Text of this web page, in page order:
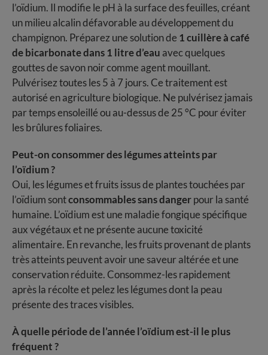
l’oïdium. Il modifie le pH à la surface des feuilles, créant
un milieu alcalin défavorable au développement du
champignon. Préparez une solution de 1 cuillère à café
de bicarbonate dans 1 litre d’eau avec quelques
gouttes de savon noir comme agent mouillant.
Pulvérisez toutes les 5 à 7 jours. Ce traitement est
autorisé en agriculture biologique. Ne pulvérisez jamais
par temps ensoleillé ou au-dessus de 25 °C pour éviter
les brûlures foliaires.
Peut-on consommer des légumes atteints par
l’oïdium ?
Oui, les légumes et fruits issus de plantes touchées par
l’oïdium sontconsommables sans dangerpour la santé
humaine. L’oïdium est une maladie fongique spécifique
aux végétaux et ne présente aucune toxicité
alimentaire. En revanche, les fruits provenant de plants
très atteints peuvent avoir une saveur altérée et une
conservation réduite. Consommez-les rapidement
après la récolte et pelez les légumes dont la peau
présente des traces visibles.
À quelle période de l’année l’oïdium est-il le plus
fréquent ?